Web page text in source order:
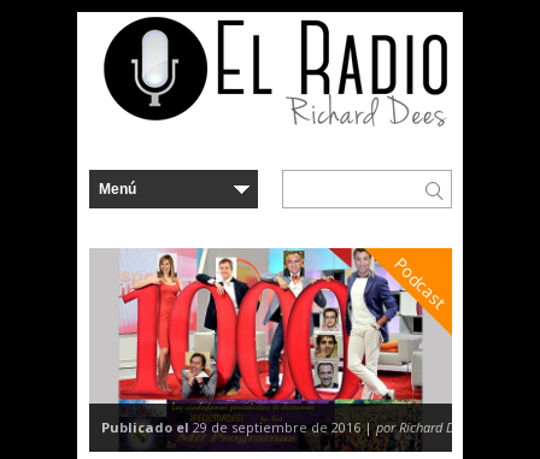
Podcast
Publicado el 29 de septiembre de 2016 |por Richard Dees